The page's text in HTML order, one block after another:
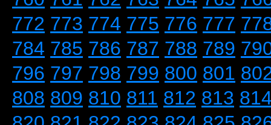
772 773 774 775 776 777
784 785 786 787 788 789
796 797 798 799 800 801
808 809 810 811 812 813